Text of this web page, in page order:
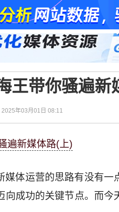
王带你骚遍新
2025年03月01日 08:11
遍新媒体路(上)
媒体运营的思路有没有
向成功的关键节点。而